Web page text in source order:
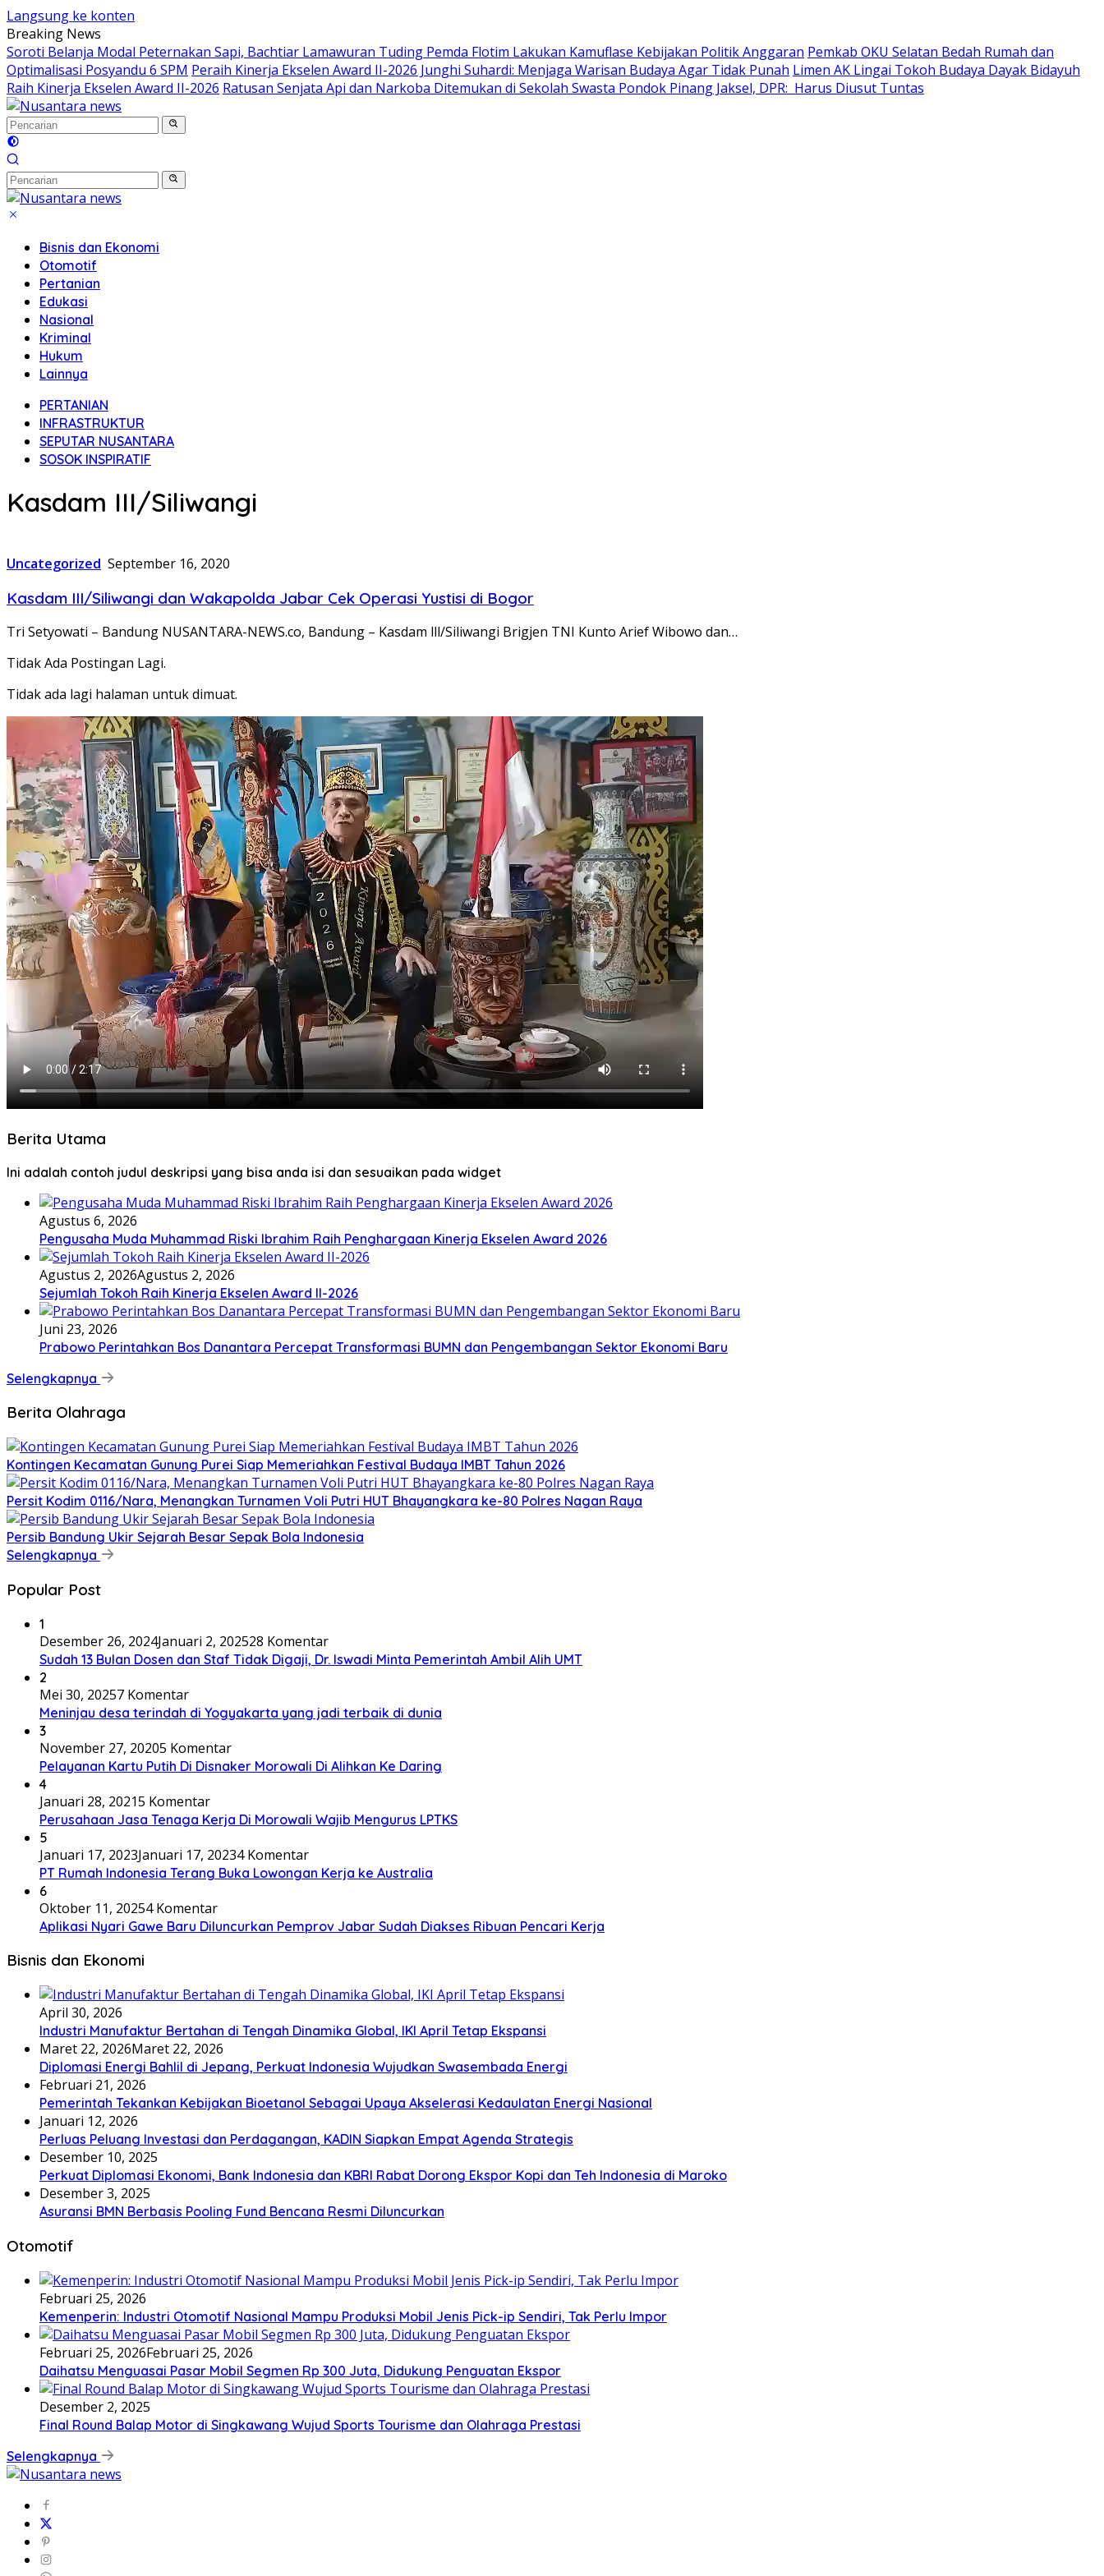
Langsung ke konten
Breaking News
Soroti Belanja Modal Peternakan Sapi, Bachtiar Lamawuran Tuding Pemda Flotim Lakukan Kamuflase Kebijakan Politik Anggaran Pemkab OKU Selatan Bedah Rumah dan
Optimalisasi Posyandu 6 SPM Peraih Kinerja Ekselen Award II-2026 Junghi Suhardi: Menjaga Warisan Budaya Agar Tidak Punah Limen AK Lingai Tokoh Budaya Dayak Bidayuh
Raih Kinerja Ekselen Award II-2026 Ratusan Senjata Api dan Narkoba Ditemukan di Sekolah Swasta Pondok Pinang Jaksel, DPR: Harus Diusut Tuntas
Bisnis dan Ekonomi
Otomotif
Pertanian
Edukasi
Nasional
Kriminal
Hukum
Lainnya
PERTANIAN
INFRASTRUKTUR
SEPUTAR NUSANTARA
SOSOK INSPIRATIF
Kasdam III/Siliwangi
Uncategorized September 16, 2020
Kasdam III/Siliwangi dan Wakapolda Jabar Cek Operasi Yustisi di Bogor
Tri Setyowati – Bandung NUSANTARA-NEWS.co, Bandung – Kasdam lll/Siliwangi Brigjen TNI Kunto Arief Wibowo dan…
Tidak Ada Postingan Lagi.
Tidak ada lagi halaman untuk dimuat.
Berita Utama
Ini adalah contoh judul deskripsi yang bisa anda isi dan sesuaikan pada widget
Agustus 6, 2026
Pengusaha Muda Muhammad Riski Ibrahim Raih Penghargaan Kinerja Ekselen Award 2026
Agustus 2, 2026Agustus 2, 2026
Sejumlah Tokoh Raih Kinerja Ekselen Award II-2026
Juni 23, 2026
Prabowo Perintahkan Bos Danantara Percepat Transformasi BUMN dan Pengembangan Sektor Ekonomi Baru
Selengkapnya
Berita Olahraga
Kontingen Kecamatan Gunung Purei Siap Memeriahkan Festival Budaya IMBT Tahun 2026
Persit Kodim 0116/Nara, Menangkan Turnamen Voli Putri HUT Bhayangkara ke-80 Polres Nagan Raya
Persib Bandung Ukir Sejarah Besar Sepak Bola Indonesia
Selengkapnya
Popular Post
1
Desember 26, 2024Januari 2, 202528 Komentar
Sudah 13 Bulan Dosen dan Staf Tidak Digaji, Dr. Iswadi Minta Pemerintah Ambil Alih UMT
2
Mei 30, 20257 Komentar
Meninjau desa terindah di Yogyakarta yang jadi terbaik di dunia
3
November 27, 20205 Komentar
Pelayanan Kartu Putih Di Disnaker Morowali Di Alihkan Ke Daring
4
Januari 28, 20215 Komentar
Perusahaan Jasa Tenaga Kerja Di Morowali Wajib Mengurus LPTKS
5
Januari 17, 2023Januari 17, 20234 Komentar
PT Rumah Indonesia Terang Buka Lowongan Kerja ke Australia
6
Oktober 11, 20254 Komentar
Aplikasi Nyari Gawe Baru Diluncurkan Pemprov Jabar Sudah Diakses Ribuan Pencari Kerja
Bisnis dan Ekonomi
April 30, 2026
Industri Manufaktur Bertahan di Tengah Dinamika Global, IKI April Tetap Ekspansi
Maret 22, 2026Maret 22, 2026
Diplomasi Energi Bahlil di Jepang, Perkuat Indonesia Wujudkan Swasembada Energi
Februari 21, 2026
Pemerintah Tekankan Kebijakan Bioetanol Sebagai Upaya Akselerasi Kedaulatan Energi Nasional
Januari 12, 2026
Perluas Peluang Investasi dan Perdagangan, KADIN Siapkan Empat Agenda Strategis
Desember 10, 2025
Perkuat Diplomasi Ekonomi, Bank Indonesia dan KBRI Rabat Dorong Ekspor Kopi dan Teh Indonesia di Maroko
Desember 3, 2025
Asuransi BMN Berbasis Pooling Fund Bencana Resmi Diluncurkan
Otomotif
Februari 25, 2026
Kemenperin: Industri Otomotif Nasional Mampu Produksi Mobil Jenis Pick-ip Sendiri, Tak Perlu Impor
Februari 25, 2026Februari 25, 2026
Daihatsu Menguasai Pasar Mobil Segmen Rp 300 Juta, Didukung Penguatan Ekspor
Desember 2, 2025
Final Round Balap Motor di Singkawang Wujud Sports Tourisme dan Olahraga Prestasi
Selengkapnya